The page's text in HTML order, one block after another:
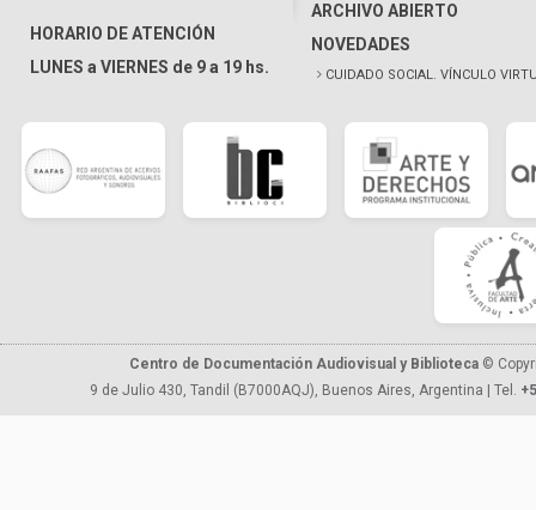
HORARIO DE ATENCIÓN
LUNES a VIERNES de 9 a 19 hs.
ARCHIVO ABIERTO
NOVEDADES
CUIDADO SOCIAL. VÍNCULO
Centro de Documentación Audiovisual y Biblioteca ©
9 de Julio 430, Tandil (B7000AQJ), Buenos Aires, Argentina | Tel.